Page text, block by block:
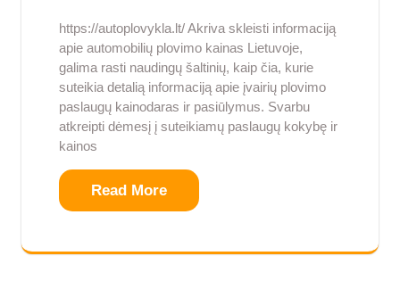
https://autoplovykla.lt/ Akriva skleisti informaciją
apie automobilių plovimo kainas Lietuvoje,
galima rasti naudingų šaltinių, kaip čia, kurie
suteikia detalią informaciją apie įvairių plovimo
paslaugų kainodaras ir pasiūlymus. Svarbu
atkreipti dėmesį į suteikiamų paslaugų kokybę ir
kainos
Read More